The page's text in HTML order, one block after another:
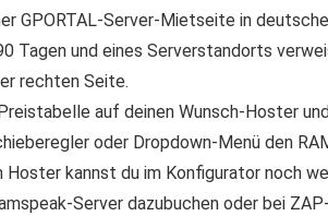
auf deinen Wunsch-Hoster
oder Dropdown-Menü den
Hoster kannst du im Konfigurator noch
Server dazubuchen oder bei